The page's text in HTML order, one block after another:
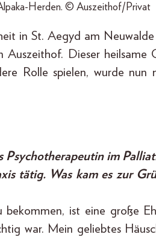
Herden. © Auszeithof/Privat
in St. Aegyd am Neuwalde
Auszeithof. Dieser heilsame
Rolle spielen, wurde nun
Psychotherapeutin im
tätig. Was kam es zur
ist eine große
war. Mein geliebtes